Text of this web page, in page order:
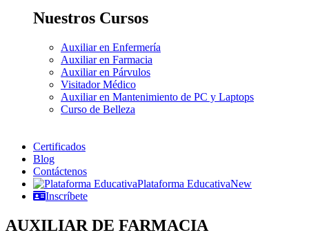
Nuestros Cursos
Auxiliar en Enfermería
Auxiliar en Farmacia
Auxiliar en Párvulos
Visitador Médico
Auxiliar en Mantenimiento de PC y Laptops
Curso de Belleza
Certificados
Blog
Contáctenos
Plataforma EducativaNew
Inscríbete
AUXILIAR DE FARMACIA